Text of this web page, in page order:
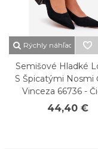
Rýchly náhľad
Semišové Hladké
S Špicatými Nosmi
Vinceza 66736 -
44,40 €